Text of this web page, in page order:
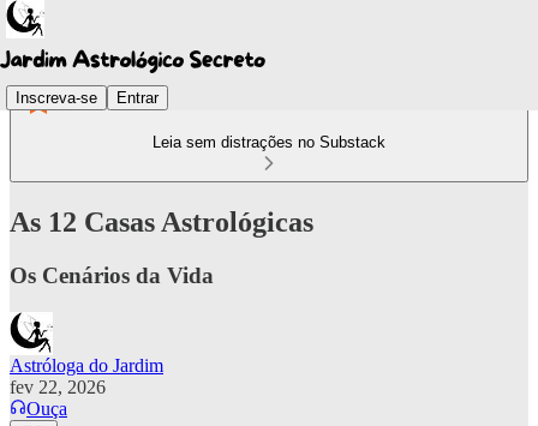
Inscreva-se Entrar
Leia sem distrações no Substack
As 12 Casas Astrológicas
Os Cenários da Vida
Astróloga do Jardim
fev 22, 2026
Ouça